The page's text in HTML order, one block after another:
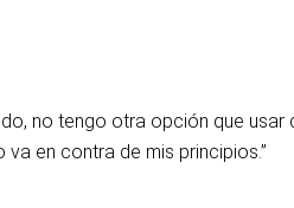
no tengo otra opción que
en contra de mis principios.”